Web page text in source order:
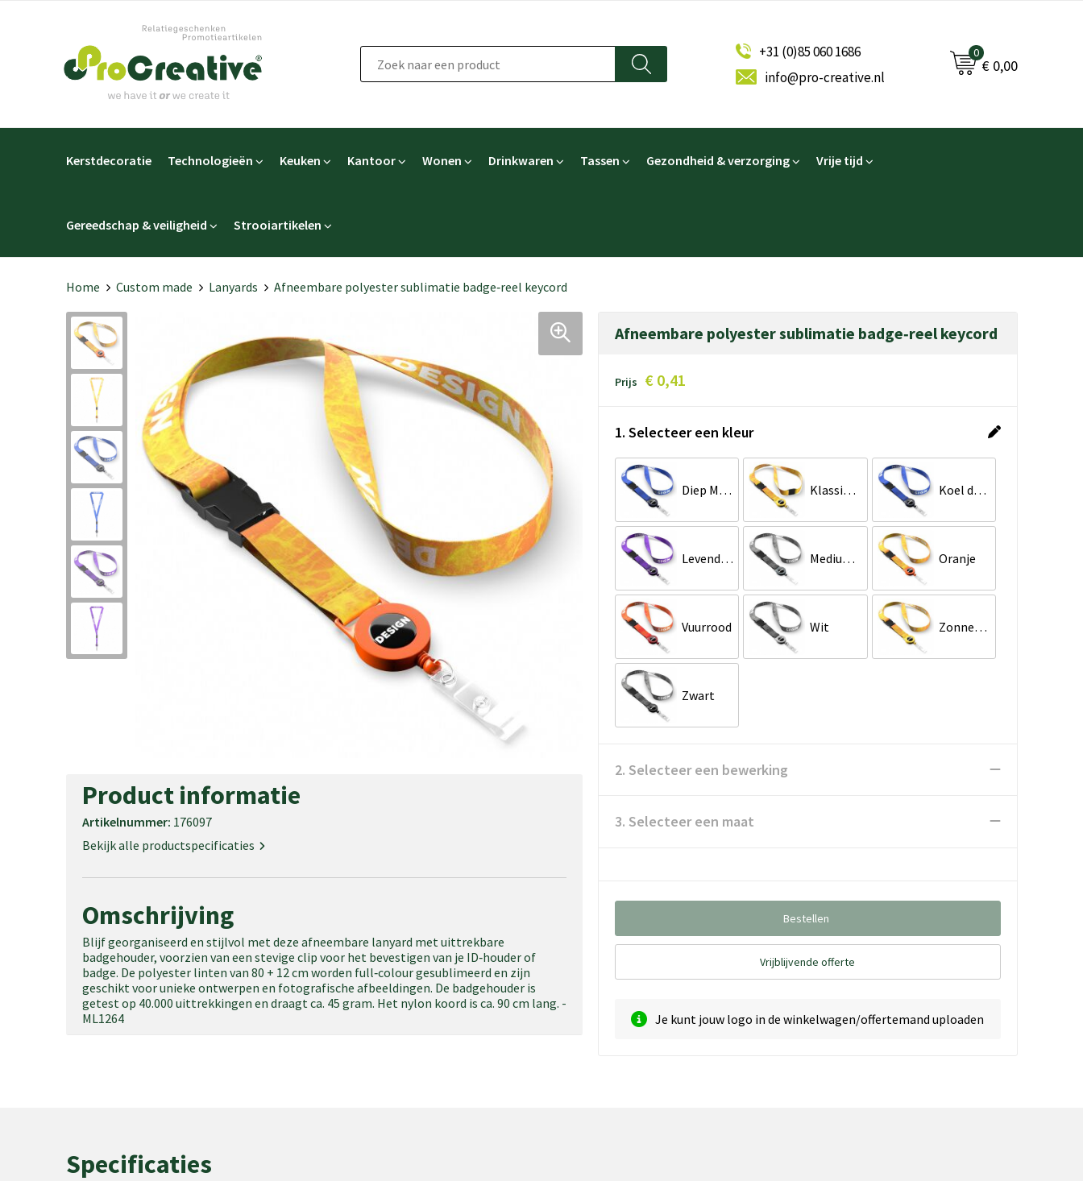
+31 (0)85 060 1686
info@pro-creative.nl
0
€ 0,00
Kerstdecoratie Technologieën Keuken Kantoor Wonen Drinkwaren Tassen Gezondheid & verzorging Vrije tijd
Gereedschap & veiligheid Strooiartikelen
Home Custom made Lanyards Afneembare polyester sublimatie badge‑reel keycord
Product informatie
Artikelnummer: 176097
Bekijk alle productspecificaties
Omschrijving
Blijf georganiseerd en stijlvol met deze afneembare lanyard met uittrekbare
badgehouder, voorzien van een stevige clip voor het bevestigen van je ID‑houder of
badge. De polyester linten van 80 + 12 cm worden full‑colour gesublimeerd en zijn
geschikt voor unieke ontwerpen en fotografische afbeeldingen. De badgehouder is
getest op 40.000 uittrekkingen en draagt ca. 45 gram. Het nylon koord is ca. 90 cm lang. -
ML1264
Afneembare polyester sublimatie badge‑reel keycord
Prijs € 0,41
1. Selecteer een kleur
Diep Marineblauw Klassiek Groen Koel donkerblauw
Levendig Paars Medium Grijs Oranje
Vuurrood Wit Zonnebloemgeel
Zwart
2. Selecteer een bewerking
3. Selecteer een maat
Bestellen
Vrijblijvende offerte
Je kunt jouw logo in de winkelwagen/offertemand uploaden
Specificaties